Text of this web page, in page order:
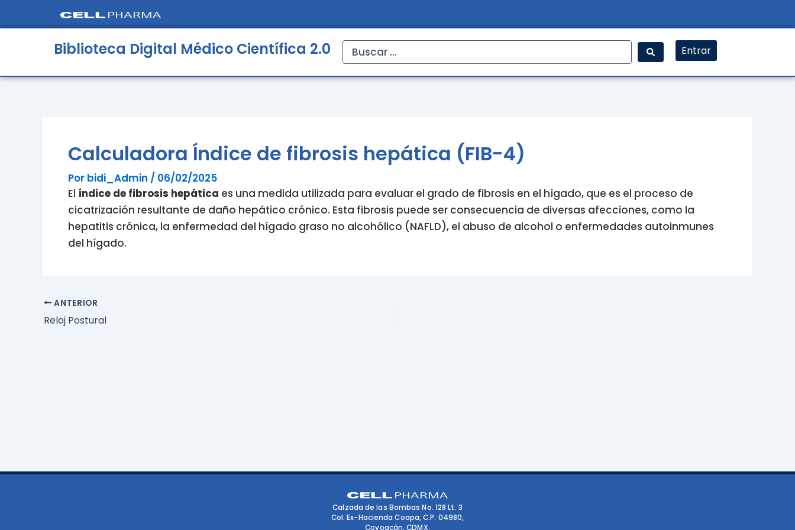
al
Biblioteca Digital Médico Científica 2.0
Search
Entrar
Calculadora Índice de fibrosis hepática (FIB-4)
Por bidi_Admin / 06/02/2025
El índice de fibrosis hepática es una medida utilizada para evaluar el grado de fibrosis en el hígado, que es el proceso de
cicatrización resultante de daño hepático crónico. Esta fibrosis puede ser consecuencia de diversas afecciones, como la
hepatitis crónica, la enfermedad del hígado graso no alcohólico (NAFLD), el abuso de alcohol o enfermedades autoinmunes
del hígado.
ANTERIOR
Reloj Postural
Calzada de las Bombas No. 128 Lt. 3
Col. Ex-Hacienda Coapa, C.P. 04980,
Coyoacán, CDMX.